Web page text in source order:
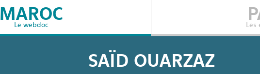
MAROC
Le webdoc Les
SAÏD OUARZAZ